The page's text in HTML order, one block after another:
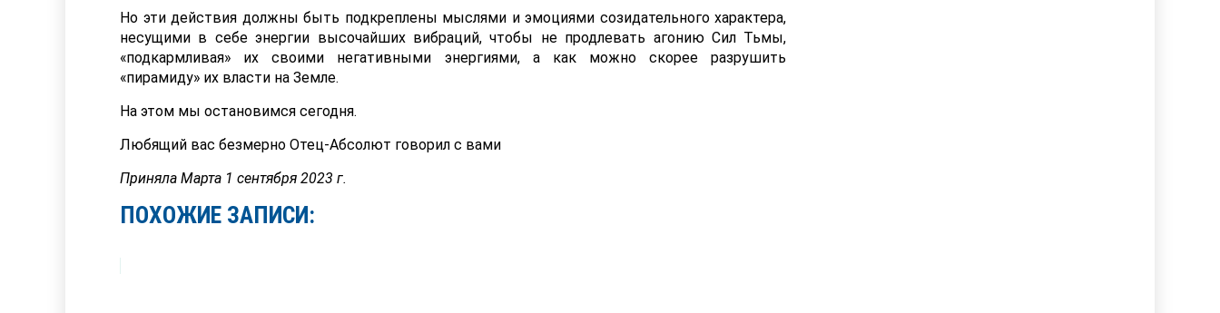
Но эти действия должны быть подкреплены мыслями и эмоциями созидательного характера,
несущими в себе энергии высочайших вибраций, чтобы не продлевать агонию Сил Тьмы,
«подкармливая» их своими негативными энергиями, а как можно скорее разрушить
«пирамиду» их власти на Земле.
На этом мы остановимся сегодня.
Любящий вас безмерно Отец-Абсолют говорил с вами
Приняла Марта 1 сентября 2023 г.
ПОХОЖИЕ ЗАПИСИ: